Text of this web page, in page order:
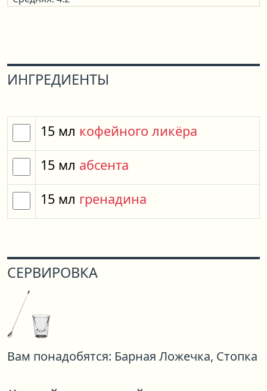
ИНГРЕДИЕНТЫ
15 мл кофейного ликёра
15 мл абсента
15 мл гренадина
СЕРВИРОВКА
Вам понадобятся: Барная Ложечка, Стопка